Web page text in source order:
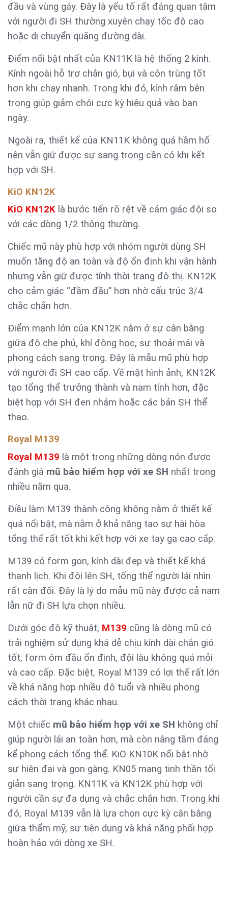
đầu và vùng gáy. Đây là yếu tố rất đáng quan tâm
với người đi SH thường xuyên chạy tốc độ cao
hoặc di chuyển quãng đường dài.
Điểm nổi bật nhất của KN11K là hệ thống 2 kính.
Kính ngoài hỗ trợ chắn gió, bụi và côn trùng tốt
hơn khi chạy nhanh. Trong khi đó, kính râm bên
trong giúp giảm chói cực kỳ hiệu quả vào ban
ngày.
Ngoài ra, thiết kế của KN11K không quá hầm hố
nên vẫn giữ được sự sang trọng cần có khi kết
hợp với SH.
KiO KN12K
KiO KN12K là bước tiến rõ rệt về cảm giác đội so
với các dòng 1/2 thông thường.
Chiếc mũ này phù hợp với nhóm người dùng SH
muốn tăng độ an toàn và độ ổn định khi vận hành
nhưng vẫn giữ được tính thời trang đô thị. KN12K
cho cảm giác “đầm đầu” hơn nhờ cấu trúc 3/4
chắc chắn hơn.
Điểm mạnh lớn của KN12K nằm ở sự cân bằng
giữa độ che phủ, khí động học, sự thoải mái và
phong cách sang trọng. Đây là mẫu mũ phù hợp
với người đi SH cao cấp. Về mặt hình ảnh, KN12K
tạo tổng thể trưởng thành và nam tính hơn, đặc
biệt hợp với SH đen nhám hoặc các bản SH thể
thao.
Royal M139
Royal M139 là một trong những dòng nón được
đánh giá mũ bảo hiểm hợp với xe SH nhất trong
nhiều năm qua.
Điều làm M139 thành công không nằm ở thiết kế
quá nổi bật, mà nằm ở khả năng tạo sự hài hòa
tổng thể rất tốt khi kết hợp với xe tay ga cao cấp.
M139 có form gọn, kính dài đẹp và thiết kế khá
thanh lịch. Khi đội lên SH, tổng thể người lái nhìn
rất cân đối. Đây là lý do mẫu mũ này được cả nam
lẫn nữ đi SH lựa chọn nhiều.
Dưới góc độ kỹ thuật, M139 cũng là dòng mũ có
trải nghiệm sử dụng khá dễ chịu kính dài chắn gió
tốt, form ôm đầu ổn định, đội lâu không quá mỏi
và cao cấp. Đặc biệt, Royal M139 có lợi thế rất lớn
về khả năng hợp nhiều độ tuổi và nhiều phong
cách thời trang khác nhau.
Một chiếc mũ bảo hiểm hợp với xe SH không chỉ
giúp người lái an toàn hơn, mà còn nâng tầm đáng
kể phong cách tổng thể. KiO KN10K nổi bật nhờ
sự hiện đại và gọn gàng. KN05 mang tinh thần tối
giản sang trọng. KN11K và KN12K phù hợp với
người cần sự đa dụng và chắc chắn hơn. Trong khi
đó, Royal M139 vẫn là lựa chọn cực kỳ cân bằng
giữa thẩm mỹ, sự tiện dụng và khả năng phối hợp
hoàn hảo với dòng xe SH.